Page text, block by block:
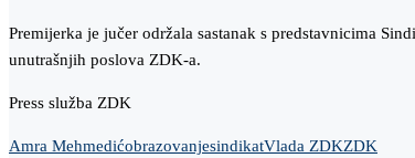
Premijerka je jučer održala sastanak s predstavnicima
unutrašnjih poslova ZDK-a.
Press služba ZDK
Amra MehmedićobrazovanjesindikatVlada ZDKZDK